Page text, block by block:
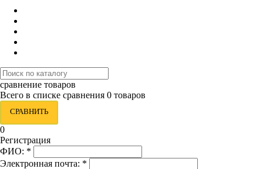
сравнение товаров
Всего в списке сравнения 0 товаров
СРАВНИТЬ
0
Регистрация
ФИО: *
Электронная почта: *